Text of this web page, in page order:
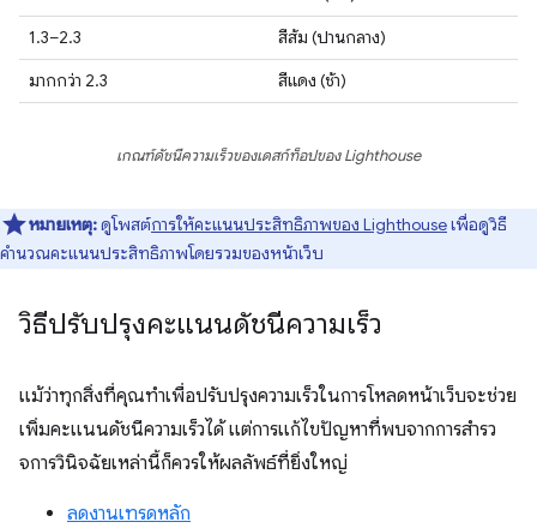
1.3–2.3
สีส้ม (ปานกลาง)
มากกว่า 2.3
สีแดง (ช้า)
เกณฑ์ดัชนีความเร็วของเดสก์ท็อปของ Lighthouse
หมายเหตุ:ดูโพสต์การให้คะแนนประสิทธิภาพของ Lighthouseเพื่อดูวิธี
คำนวณคะแนนประสิทธิภาพโดยรวมของหน้าเว็บ
วิธีปรับปรุงคะแนนดัชนีความเร็ว
แม้ว่าทุกสิ่งที่คุณทําเพื่อปรับปรุงความเร็วในการโหลดหน้าเว็บจะช่วย
เพิ่มคะแนนดัชนีความเร็วได้ แต่การแก้ไขปัญหาที่พบจากการสํารว
จการวินิจฉัยเหล่านี้ก็ควรให้ผลลัพธ์ที่ยิ่งใหญ่
ลดงานเทรดหลัก